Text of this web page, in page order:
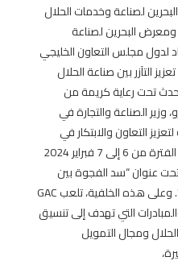
لصناعة وخدمات الحلال
ومعرض البحرين لصناعة
لدول مجلس التعاون الخليجي
التآزر بين صناعة الحلال
تحت رعاية كريمة من
وزير الصناعة والتجارة في
التعاون والابتكار في
وينعقد المنتدى في الفترة من 6 إلى 7 فبراير 2024
تحت عنوان “سد الفجوة بين
وعلى هذه الخلفية، تلعب GAC
التي تهدف إلى تنسيق
ومجال التمويل